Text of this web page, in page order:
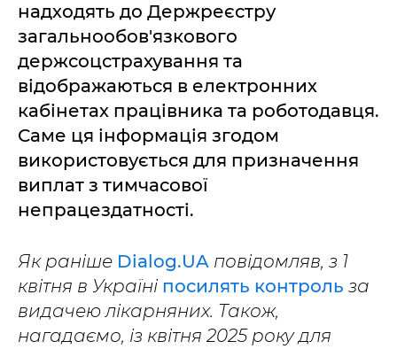
надходять до Держреєстру
загальнообов'язкового
держсоцстрахування та
відображаються в електронних
кабінетах працівника та роботодавця.
Саме ця інформація згодом
використовується для призначення
виплат з тимчасової
непрацездатності.
Як раніше Dialog.UA повідомляв, з 1
квітня в Україні посилять контроль за
видачею лікарняних. Також,
нагадаємо, із квітня 2025 року для